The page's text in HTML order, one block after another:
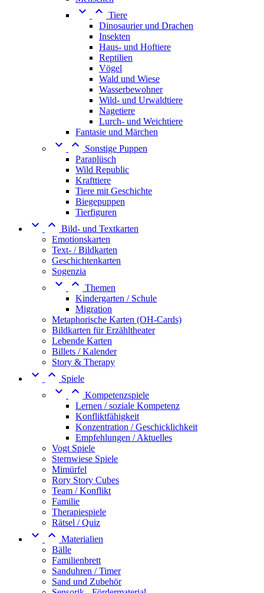
  Tiere
Dinosaurier und Drachen
Insekten
Haus- und Hoftiere
Reptilien
Vögel
Wald und Wiese
Wasserbewohner
Wild- und Urwaldtiere
Nagetiere
Lurch- und Weichtiere
Fantasie und Märchen
 
Sonstige Puppen
Paraplüsch
Wild Republic
Krafttiere
Tiere mit Geschichte
Biegepuppen
Tierfiguren
  Bild- und Textkarten
Emotionskarten
Text- / Bildkarten
Geschichtenkarten
Sogenzia
  Themen
Kindergarten / Schule
Migration
Metaphorische Karten (OH-Cards)
Bildkarten für Erzähltheater
Lebende Karten
Billets / Kalender
Story & Therapy
  Spiele
  Kompetenzspiele
Lernen / soziale Kompetenz
Konfliktfähigkeit
Konzentration / Geschicklichkeit
Empfehlungen / Aktuelles
Vogt Spiele
Sternwiese Spiele
Mimürfel
Rory Story Cubes
Team / Konflikt
Familie
Therapiespiele
Rätsel / Quiz
  Materialien
Bälle
Familienbrett
Sanduhren / Timer
Sand und Zubehör